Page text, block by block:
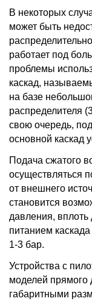
В некоторых
может быть
работает под
проблемы
каскад,
на базе
распределителя
свою очередь,
основной каскад
Подача сжатого
осуществляться
от внешнего
становится
давления,
питанием
1-3 бар.
Устройства с
моделей прямого
габаритными